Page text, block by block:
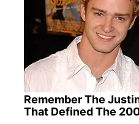
Remember The
That Defined The